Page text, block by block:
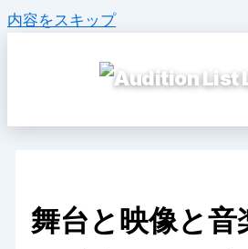
内容をスキップ
舞台と映像と音